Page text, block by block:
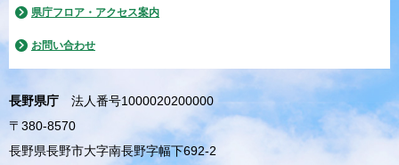
県庁フロア・アクセス案内
お問い合わせ
長野県庁
法人番号1000020200000
〒380-8570
長野県長野市大字南長野字幅下692-2